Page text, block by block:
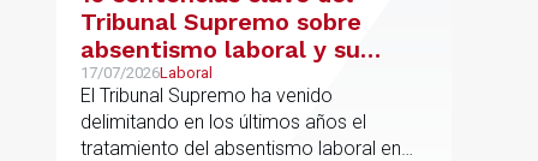
Tribunal Supremo sobre
absentismo laboral y su
incidencia en el salario
17/07/2026Laboral
El Tribunal Supremo ha venido
delimitando en los últimos años el
tratamiento del absentismo laboral en